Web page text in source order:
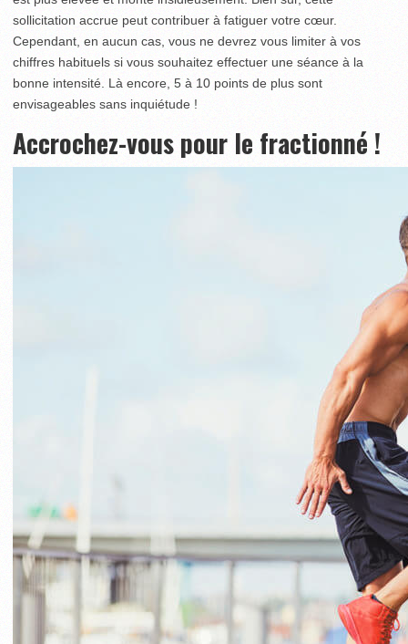
sollicitation accrue peut contribuer à fatiguer votre cœur.
Cependant, en aucun cas, vous ne devrez vous limiter à vos
chiffres habituels si vous souhaitez effectuer une séance à la
bonne intensité. Là encore, 5 à 10 points de plus sont
envisageables sans inquiétude !
Accrochez-vous pour le fractionné !